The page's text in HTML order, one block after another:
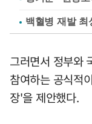
백혈병 재발
그러면서 정부와
참여하는 공식적
장'을 제안했다.